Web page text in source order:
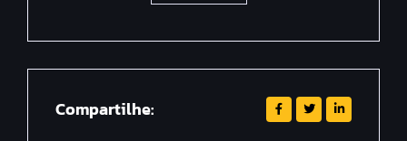
Compartilhe: